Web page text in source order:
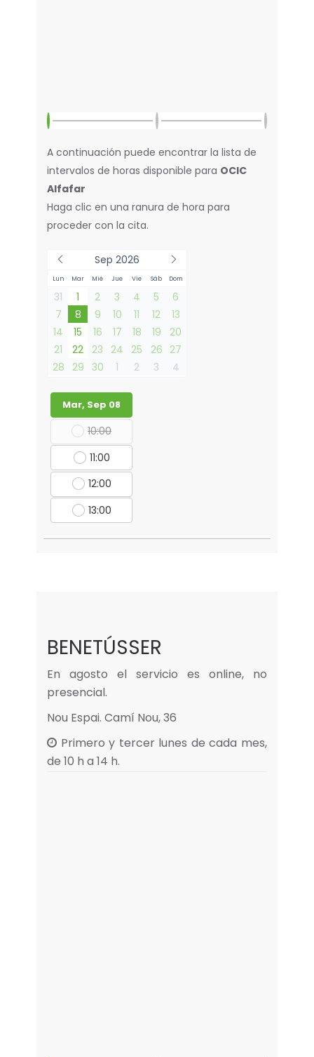
A continuación puede encontrar la lista de
intervalos de horas disponible para OCIC
Alfafar
Haga clic en una ranura de hora para
proceder con la cita.
Sep 2026
Lun Mar Mié Jue Vie Sáb Dom
31 1 2 3 4 5
6
7
8 9 10 11 12
13
14
15 16 17 18 19
20
21
22 23 24 25 26 27
28
29 30 1 2 3 4
Mar, Sep 08
10:00
11:00
12:00
13:00
BENETÚSSER
En agosto el servicio es online, no
presencial.
Nou Espai. Camí Nou, 36
Primero y tercer lunes de cada mes,
de 10 h a 14 h.